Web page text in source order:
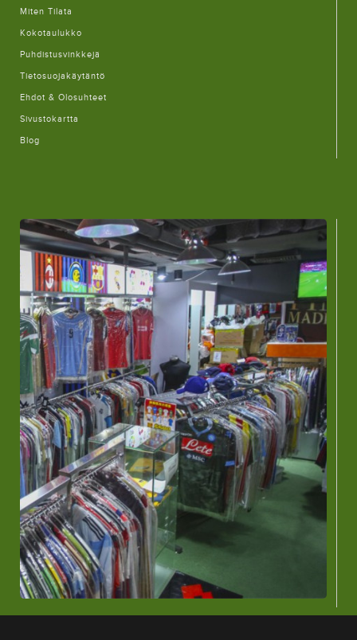
Miten Tilata
Kokotaulukko
Puhdistusvinkkejä
Tietosuojakäytäntö
Ehdot & Olosuhteet
Sivustokartta
Blog